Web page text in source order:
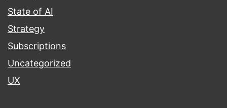
State of AI
Strategy
Subscriptions
Uncategorized
UX